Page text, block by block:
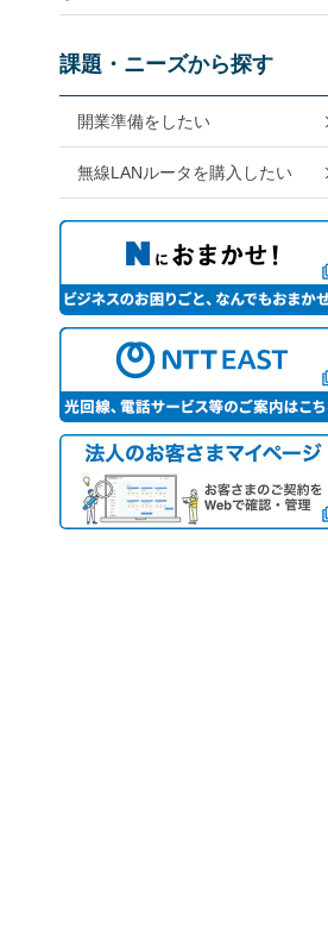
課題・ニーズから探す
開業準備をしたい
無線LANルータを購入したい